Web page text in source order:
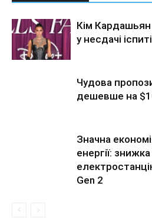
Кім Кардашьян
у несдачі
Чудова
дешевше на
Значна
енергії:
Gen 2